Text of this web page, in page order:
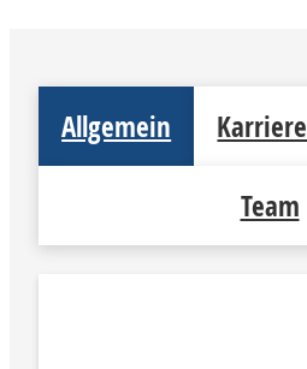
Allgemein Karriere
Team